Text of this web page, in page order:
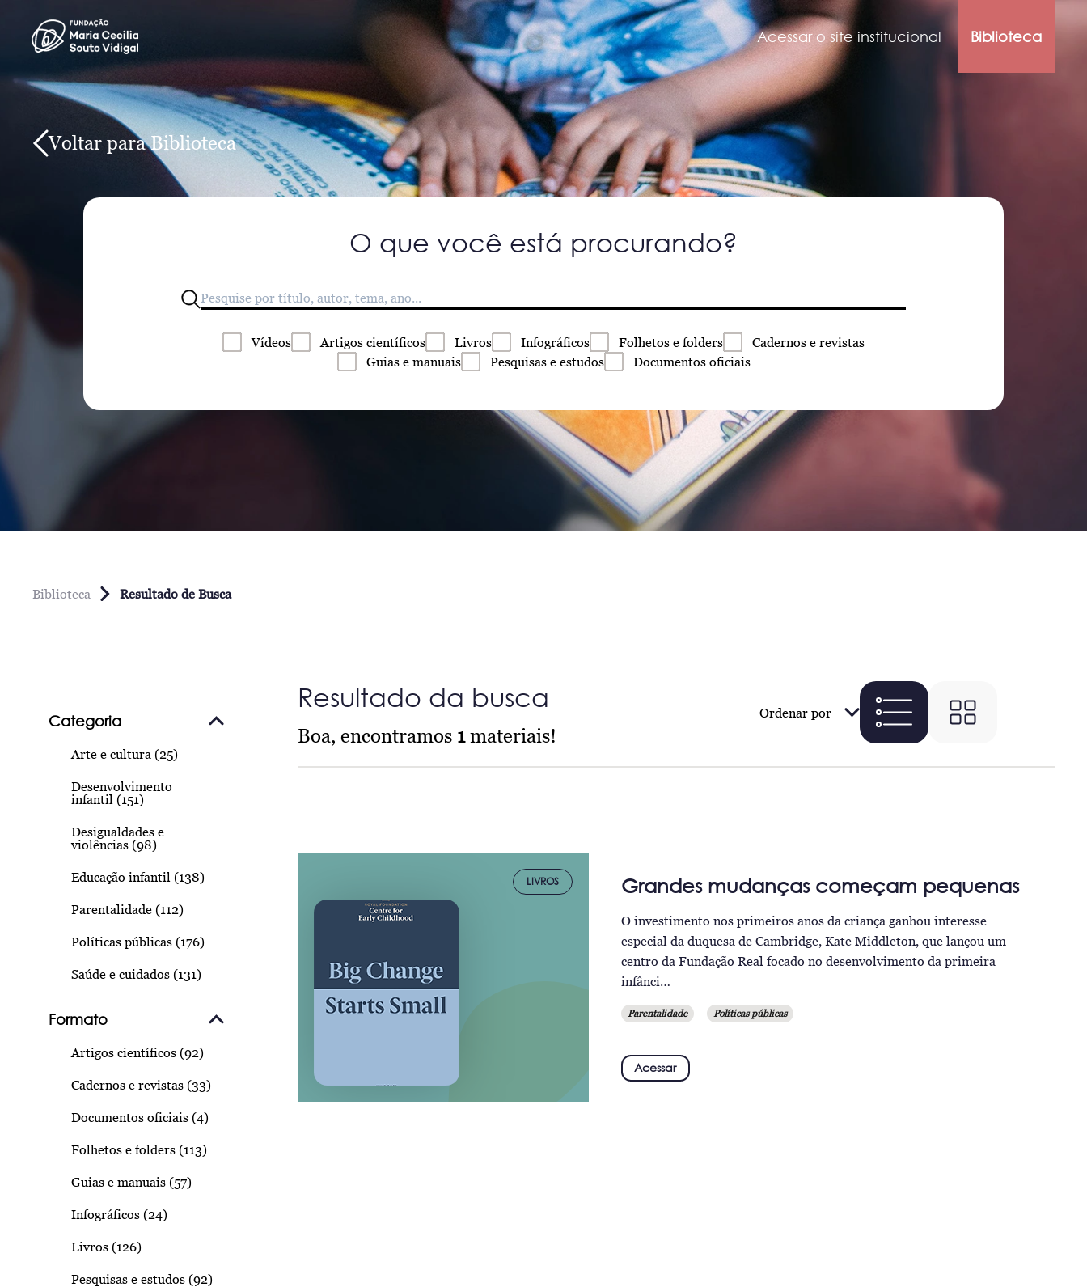
Acessar o site institucional Biblioteca
Voltar para Biblioteca
O que você está procurando?
Vídeos Artigos científicos Livros Infográficos Folhetos e folders Cadernos e revistas
Guias e manuais Pesquisas e estudos Documentos oficiais
Biblioteca Resultado de Busca
Categoria
Arte e cultura (25)
Desenvolvimento
infantil (151)
Desigualdades e
violências (98)
Educação infantil (138)
Parentalidade (112)
Políticas públicas (176)
Saúde e cuidados (131)
Formato
Artigos científicos (92)
Cadernos e revistas (33)
Documentos oficiais (4)
Folhetos e folders (113)
Guias e manuais (57)
Infográficos (24)
Livros (126)
Pesquisas e estudos (92)
Resultado da busca
Boa, encontramos 1materiais!
Ordenar por
LIVROS Grandes mudanças começam pequenas
O investimento nos primeiros anos da criança ganhou interesse
especial da duquesa de Cambridge, Kate Middleton, que lançou um
centro da Fundação Real focado no desenvolvimento da primeira
infânci…
Parentalidade Políticas públicas
Acessar